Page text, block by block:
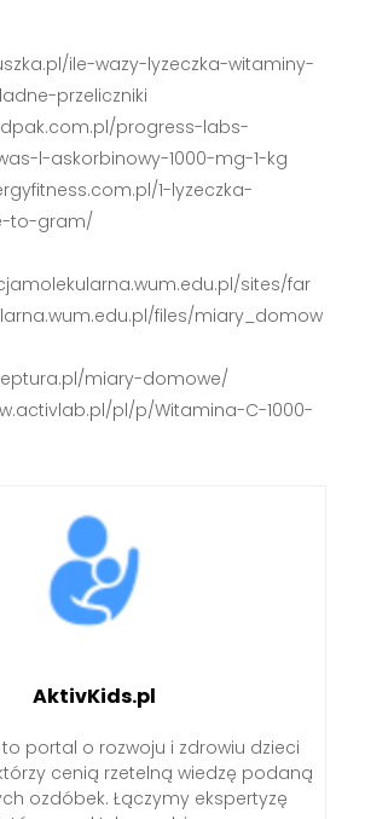
ile-wazy-lyzeczka-witaminy-
przeliczniki
progress-labs-
l-askorbinowy-1000-mg-1-kg
1-lyzeczka-
to-gram/
sites/far
files/miary_domow
miary-domowe/
pl/p/Witamina-C-1000-
AktivKids.pl
portal o rozwoju i zdrowiu dzieci
cenią rzetelną wiedzę podaną
ozdóbek. Łączymy ekspertyzę